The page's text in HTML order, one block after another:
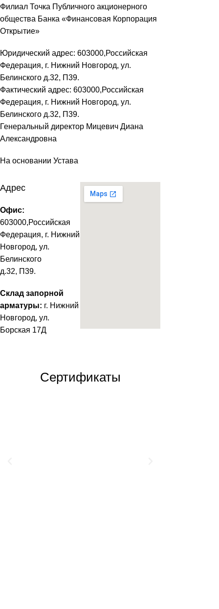
Филиал Точка Публичного акционерного
общества Банка «Финансовая Корпорация
Открытие»
Юридический адрес: 603000,Российская
Федерация, г. Нижний Новгород, ул.
Белинского д.32, П39.
Фактический адрес: 603000,Российская
Федерация, г. Нижний Новгород, ул.
Белинского д.32, П39.
Генеральный директор Мицевич Диана
Александровна
На основании Устава
Адрес
Офис:
603000,Российская
Федерация, г. Нижний
Новгород, ул.
Белинского
д.32, П39.
Склад запорной
арматуры: г. Нижний
Новгород, ул.
Борская 17Д
Сертификаты